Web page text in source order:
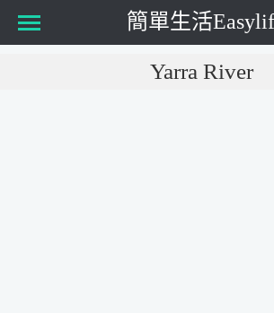
簡單生活
Yarra River